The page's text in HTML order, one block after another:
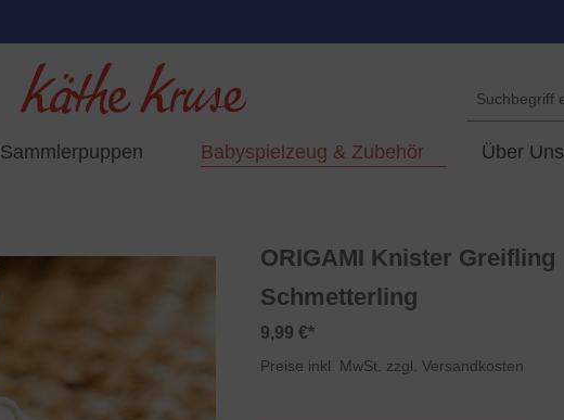
Sammlerpuppen Babyspielzeug & Zubehör Über Uns
ORIGAMI Knister Greifling
Schmetterling
9,99 €*
Preise inkl. MwSt. zzgl. Versandkosten